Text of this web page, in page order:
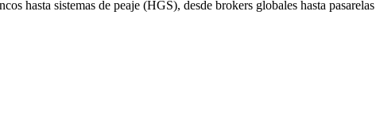
hasta sistemas de peaje (HGS), desde brokers globales hasta